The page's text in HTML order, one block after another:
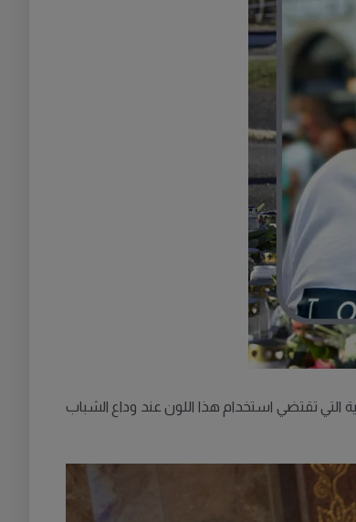
التي تقتضي استخدام هذا اللون عند وداع الشباب